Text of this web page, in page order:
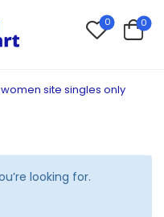
0 0
site singles only
looking for.